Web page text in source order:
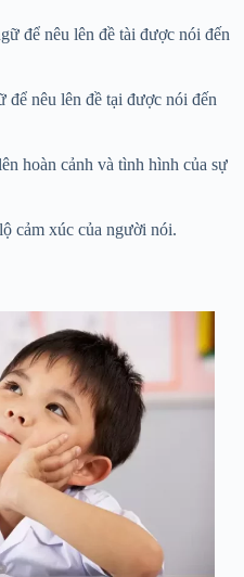
để nêu lên đề tài được nói đến
nêu lên đề tại được nói đến
hoàn cảnh và tình hình của sự
cảm xúc của người nói.